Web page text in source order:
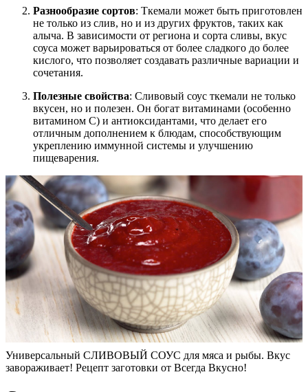
Разнообразие сортов: Ткемали может быть приготовлен
не только из слив, но и из других фруктов, таких как
алыча. В зависимости от региона и сорта сливы, вкус
соуса может варьироваться от более сладкого до более
кислого, что позволяет создавать различные вариации и
сочетания.
Полезные свойства: Сливовый соус ткемали не только
вкусен, но и полезен. Он богат витаминами (особенно
витамином C) и антиоксидантами, что делает его
отличным дополнением к блюдам, способствующим
укреплению иммунной системы и улучшению
пищеварения.
Универсальный СЛИВОВЫЙ СОУС для мяса и рыбы. Вкус
завораживает! Рецепт заготовки от Всегда Вкусно!